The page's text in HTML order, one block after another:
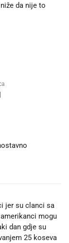
da nije to
jer su clanci sa
mogu
dan gdje su
25 koseva